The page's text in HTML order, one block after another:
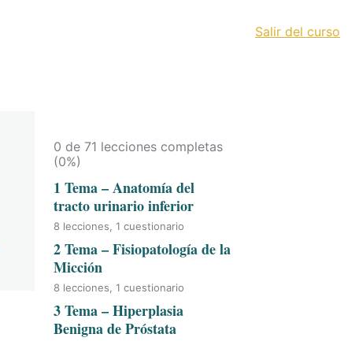
Salir del curso
0 de 71 lecciones completas
(0%)
1 Tema – Anatomía del
tracto urinario inferior
8 lecciones, 1 cuestionario
2 Tema – Fisiopatología de la
Micción
8 lecciones, 1 cuestionario
3 Tema – Hiperplasia
Benigna de Próstata